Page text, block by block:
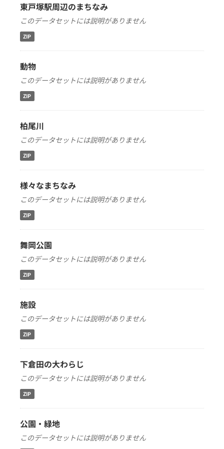
東戸塚駅周辺のまちなみ
このデータセットには説明がありません
ZIP
動物
このデータセットには説明がありません
ZIP
柏尾川
このデータセットには説明がありません
ZIP
様々なまちなみ
このデータセットには説明がありません
ZIP
舞岡公園
このデータセットには説明がありません
ZIP
施設
このデータセットには説明がありません
ZIP
下倉田の大わらじ
このデータセットには説明がありません
ZIP
公園・緑地
このデータセットには説明がありません